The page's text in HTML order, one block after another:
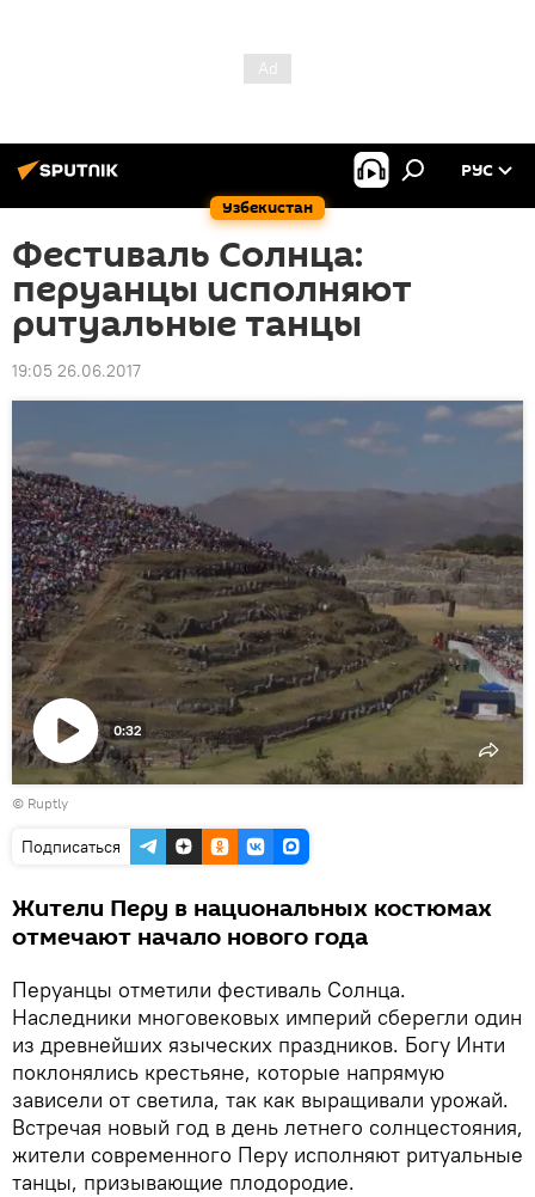
Узбекистан
РУС
Фестиваль Солнца:
перуанцы исполняют
ритуальные танцы
19:05 26.06.2017
Воспроизвести
видео
0:32
© Ruptly
Подписаться
Жители Перу в национальных костюмах
отмечают начало нового года
Перуанцы отметили фестиваль Солнца.
Наследники многовековых империй сберегли один
из древнейших языческих праздников. Богу Инти
поклонялись крестьяне, которые напрямую
зависели от светила, так как выращивали урожай.
Встречая новый год в день летнего солнцестояния,
жители современного Перу исполняют ритуальные
танцы, призывающие плодородие.